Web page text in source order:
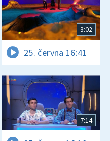
3:02
25. června 16:41
7:14